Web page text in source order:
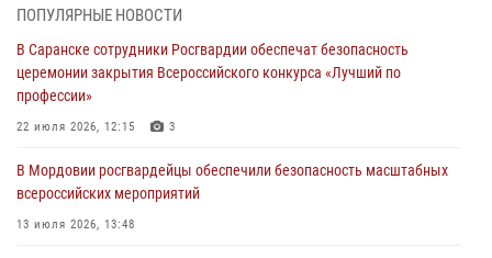
06 августа 2026, 07:03
В Саранске по обращению жителей правоохранители отреагировали
незамедлительно
05 августа 2026, 15:04
подозреваемого в причинении телесных повреждений супруге
05 августа 2026, 12:34
ПОПУЛЯРНЫЕ НОВОСТИ
В Саранске сотрудники Росгвардии обеспечат безопасность
церемонии закрытия Всероссийского конкурса «Лучший по
профессии»
22 июля 2026, 12:15 3
В Мордовии росгвардейцы обеспечили безопасность масштабных
всероссийских мероприятий
13 июля 2026, 13:48